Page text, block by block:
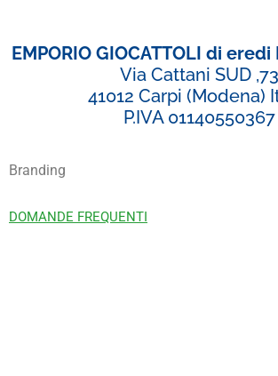
EMPORIO GIOCATTOLI di eredi
Via Cattani SUD ,73
41012 Carpi (Modena)
P.IVA 01140550367
Branding
DOMANDE FREQUENTI